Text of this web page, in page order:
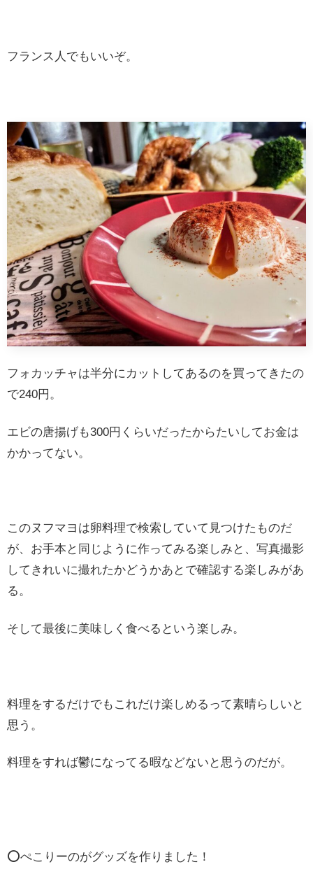
フランス人でもいいぞ。
フォカッチャは半分にカットしてあるのを買ってきたの
で240円。
エビの唐揚げも300円くらいだったからたいしてお金は
かかってない。
このヌフマヨは卵料理で検索していて見つけたものだ
が、お手本と同じように作ってみる楽しみと、写真撮影
してきれいに撮れたかどうかあとで確認する楽しみがあ
る。
そして最後に美味しく食べるという楽しみ。
料理をするだけでもこれだけ楽しめるって素晴らしいと
思う。
料理をすれば鬱になってる暇などないと思うのだが。
⭕️ぺこりーのがグッズを作りました！